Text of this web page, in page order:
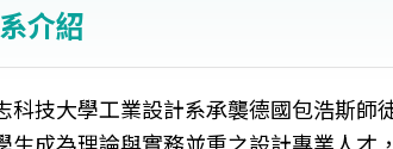
介紹
科技大學工業設計系承襲德國包浩斯師
生成為理論與實務並重之設計專業人才